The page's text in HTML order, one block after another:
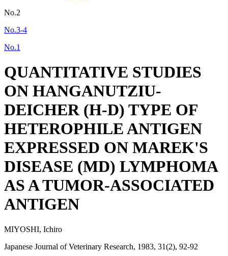
No.2
No.3-4
No.1
QUANTITATIVE STUDIES
ON HANGANUTZIU-
DEICHER (H-D) TYPE OF
HETEROPHILE ANTIGEN
EXPRESSED ON MAREK'S
DISEASE (MD) LYMPHOMA
AS A TUMOR-ASSOCIATED
ANTIGEN
MIYOSHI, Ichiro
Japanese Journal of Veterinary Research, 1983, 31(2), 92-92